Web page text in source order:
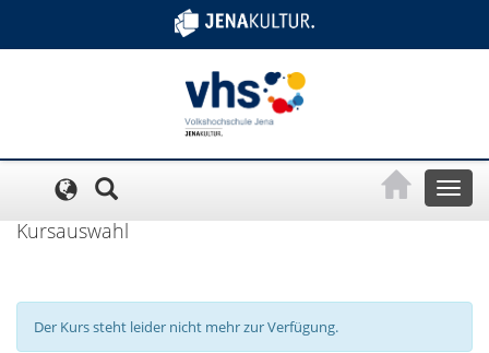
Toggle
Kursauswahl
Der Kurs steht leider nicht mehr zur Verfügung.